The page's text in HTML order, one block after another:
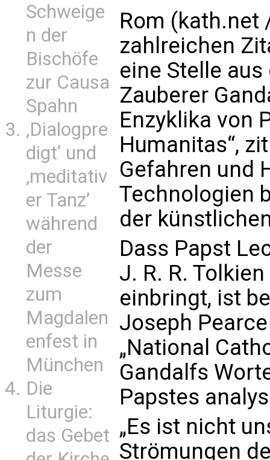
Schweige
n der
Bischöfe
zur Causa
Spahn
‚Dialogpre
digt‘ und
‚meditativ
er Tanz’
während
der
Messe
zum
Magdalen
enfest in
München
Die
Liturgie:
das Gebet
Rom (kath.net
zahlreichen
eine Stelle
Zauberer
Enzyklika von
Humanitas“,
Gefahren und
Technologien
der
Dass Papst
J. R. R.
einbringt, ist
Joseph
„National
Gandalfs
Papstes
„Es ist nicht
Strömungen